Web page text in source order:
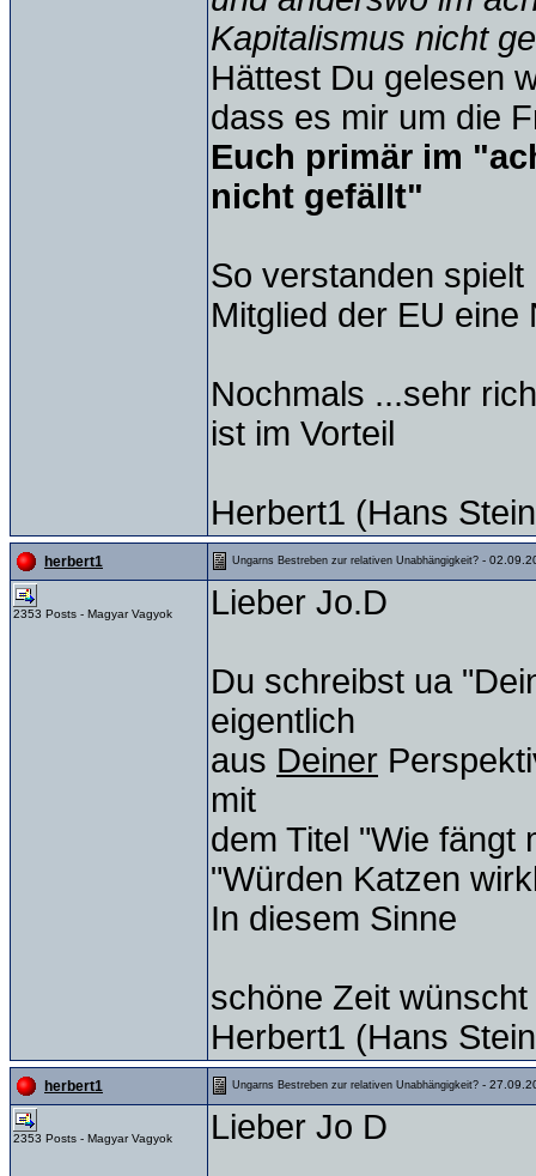
Kapitalismus nicht
Hättest Du gelesen
dass es mir um die
Euch primär im
nicht gefällt"
So verstanden
Mitglied der EU eine
Nochmals ...sehr
ist im Vorteil
Herbert1 (Hans
herbert1 Ungarns Bestreben zur relativen Unabhängigkeit? -
2353 Posts - Magyar Vagyok Lieber Jo.D
Du schreibst ua
eigentlich
aus Deiner
mit
dem Titel "Wie fängt
"Würden Katzen
In diesem Sinne
schöne Zeit wünscht
Herbert1 (Hans
herbert1 Ungarns Bestreben zur relativen Unabhängigkeit? -
2353 Posts - Magyar Vagyok Lieber Jo D